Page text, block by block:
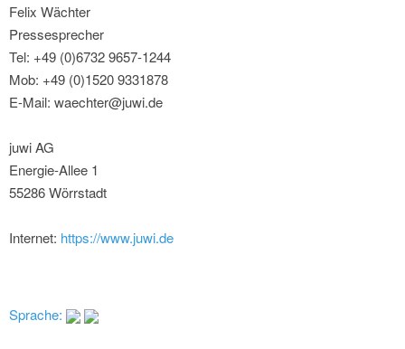
Felix Wächter
Pressesprecher
Tel: +49 (0)6732 9657-1244
Mob: +49 (0)1520 9331878
E-Mail: waechter@juwi.de
juwi AG
Energie-Allee 1
55286 Wörrstadt
Internet: https://www.juwi.de
Sprache: